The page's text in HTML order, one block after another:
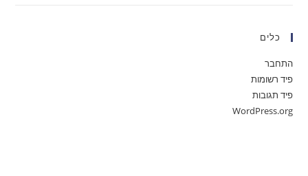
כלים
התחבר
פיד רשומות
פיד תגובות
WordPress.org